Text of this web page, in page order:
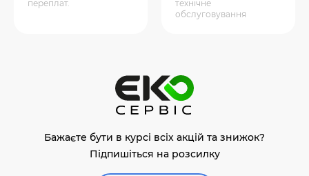
переплат.
технічне
обслуговування
Бажаєте бути в курсі всіх акцій та знижок?
Підпишіться на розсилку